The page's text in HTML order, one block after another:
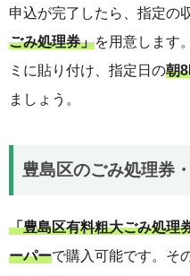
申込が完了したら、指定の
ごみ処理券」を用意します
ミに貼り付け、指定日の朝
ましょう。
豊島区のごみ処理券
「豊島区有料粗大ごみ処理
ーパーで購入可能です。そ